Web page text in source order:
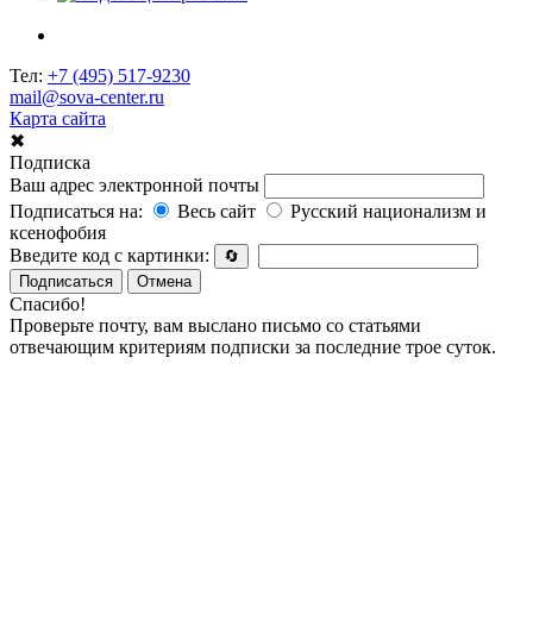
Тел: +7 (495) 517-9230
mail@sova-center.ru
Карта сайта
✖
Подписка
Ваш адрес электронной почты
Подписаться на:
Весь сайт
Русский национализм и
ксенофобия
Введите код с картинки:
🔄
Подписаться
Отмена
Спасибо!
Проверьте почту, вам выслано письмо со статьями
отвечающим критериям подписки за последние трое суток.